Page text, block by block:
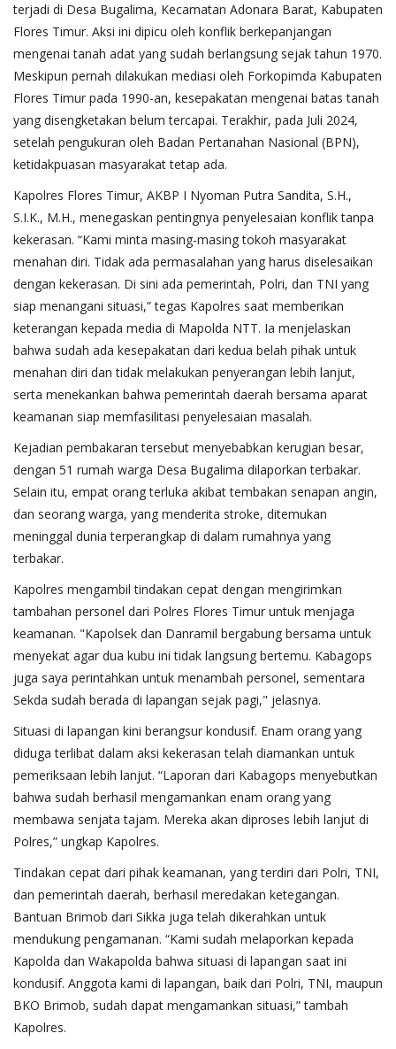
terjadi di Desa Bugalima, Kecamatan Adonara Barat, Kabupaten
Flores Timur. Aksi ini dipicu oleh konflik berkepanjangan
mengenai tanah adat yang sudah berlangsung sejak tahun 1970.
Meskipun pernah dilakukan mediasi oleh Forkopimda Kabupaten
Flores Timur pada 1990-an, kesepakatan mengenai batas tanah
yang disengketakan belum tercapai. Terakhir, pada Juli 2024,
setelah pengukuran oleh Badan Pertanahan Nasional (BPN),
ketidakpuasan masyarakat tetap ada.
Kapolres Flores Timur, AKBP I Nyoman Putra Sandita, S.H.,
S.I.K., M.H., menegaskan pentingnya penyelesaian konflik tanpa
kekerasan. “Kami minta masing-masing tokoh masyarakat
menahan diri. Tidak ada permasalahan yang harus diselesaikan
dengan kekerasan. Di sini ada pemerintah, Polri, dan TNI yang
siap menangani situasi,” tegas Kapolres saat memberikan
keterangan kepada media di Mapolda NTT. Ia menjelaskan
bahwa sudah ada kesepakatan dari kedua belah pihak untuk
menahan diri dan tidak melakukan penyerangan lebih lanjut,
serta menekankan bahwa pemerintah daerah bersama aparat
keamanan siap memfasilitasi penyelesaian masalah.
Kejadian pembakaran tersebut menyebabkan kerugian besar,
dengan 51 rumah warga Desa Bugalima dilaporkan terbakar.
Selain itu, empat orang terluka akibat tembakan senapan angin,
dan seorang warga, yang menderita stroke, ditemukan
meninggal dunia terperangkap di dalam rumahnya yang
terbakar.
Kapolres mengambil tindakan cepat dengan mengirimkan
tambahan personel dari Polres Flores Timur untuk menjaga
keamanan. "Kapolsek dan Danramil bergabung bersama untuk
menyekat agar dua kubu ini tidak langsung bertemu. Kabagops
juga saya perintahkan untuk menambah personel, sementara
Sekda sudah berada di lapangan sejak pagi," jelasnya.
Situasi di lapangan kini berangsur kondusif. Enam orang yang
diduga terlibat dalam aksi kekerasan telah diamankan untuk
pemeriksaan lebih lanjut. “Laporan dari Kabagops menyebutkan
bahwa sudah berhasil mengamankan enam orang yang
membawa senjata tajam. Mereka akan diproses lebih lanjut di
Polres,” ungkap Kapolres.
Tindakan cepat dari pihak keamanan, yang terdiri dari Polri, TNI,
dan pemerintah daerah, berhasil meredakan ketegangan.
Bantuan Brimob dari Sikka juga telah dikerahkan untuk
mendukung pengamanan. “Kami sudah melaporkan kepada
Kapolda dan Wakapolda bahwa situasi di lapangan saat ini
kondusif. Anggota kami di lapangan, baik dari Polri, TNI, maupun
BKO Brimob, sudah dapat mengamankan situasi,” tambah
Kapolres.